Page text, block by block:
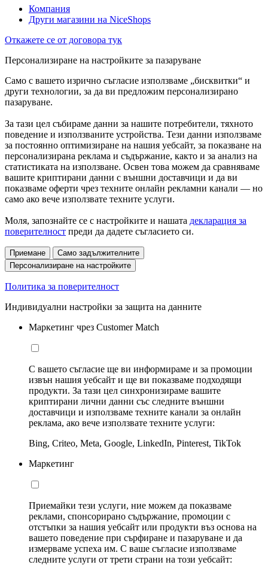
Компания
Други магазини на NiceShops
Откажете се от договора тук
Персонализиране на настройките за пазаруване
Само с вашето изрично съгласие използваме „бисквитки“ и
други технологии, за да ви предложим персонализирано
пазаруване.
За тази цел събираме данни за нашите потребители, тяхното
поведение и използваните устройства. Тези данни използваме
за постоянно оптимизиране на нашия уебсайт, за показване на
персонализирана реклама и съдържание, както и за анализ на
статистиката на използване. Освен това можем да сравняваме
вашите криптирани данни с външни доставчици и да ви
показваме оферти чрез техните онлайн рекламни канали — но
само ако вече използвате техните услуги.
Моля, запознайте се с настройките и нашата декларация за
поверителност преди да дадете съгласието си.
Приемане
Само задължителните
Персонализиране на настройките
Политика за поверителност
Индивидуални настройки за защита на данните
Маркетинг чрез Customer Match
С вашето съгласие ще ви информираме и за промоции
извън нашия уебсайт и ще ви показваме подходящи
продукти. За тази цел синхронизираме вашите
криптирани лични данни със следните външни
доставчици и използваме техните канали за онлайн
реклама, ако вече използвате техните услуги:
Bing, Criteo, Meta, Google, LinkedIn, Pinterest, TikTok
Маркетинг
Приемайки тези услуги, ние можем да показваме
реклами, спонсорирано съдържание, промоции с
отстъпки за нашия уебсайт или продукти въз основа на
вашето поведение при сърфиране и пазаруване и да
измерваме успеха им. С ваше съгласие използваме
следните услуги от трети страни на този уебсайт: